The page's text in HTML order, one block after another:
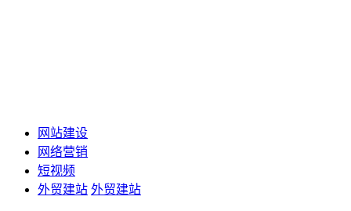
网站建设
网络营销
短视频
外贸建站 外贸建站